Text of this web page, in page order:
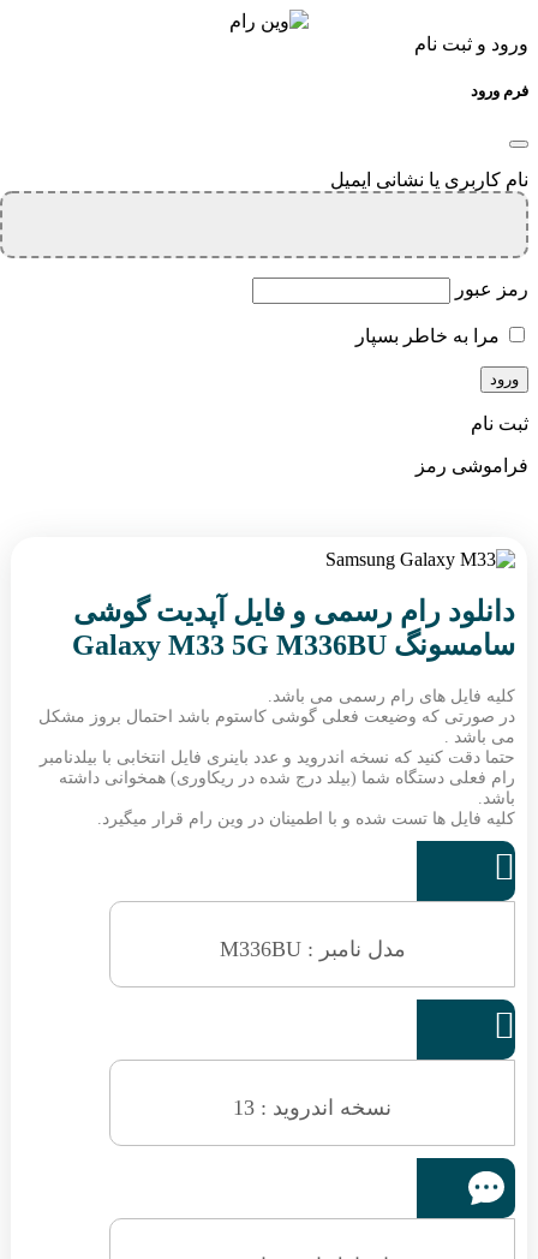
ورود و ثبت نام
فرم ورود
نام کاربری یا نشانی ایمیل
رمز عبور
مرا به خاطر بسپار
ثبت نام
فراموشی رمز
دانلود رام رسمی و فایل آپدیت گوشی
سامسونگ Galaxy M33 5G M336BU
کلیه فایل های رام رسمی می باشد.
در صورتی که وضیعت فعلی گوشی کاستوم باشد احتمال بروز مشکل
می باشد .
حتما دقت کنید که نسخه اندروید و عدد باینری فایل انتخابی با بیلدنامبر
رام فعلی دستگاه شما (بیلد درج شده در ریکاوری) همخوانی داشته
باشد.
کلیه فایل ها تست شده و با اطمینان در وین رام قرار میگیرد.

مدل نامبر : M336BU

نسخه اندروید : 13